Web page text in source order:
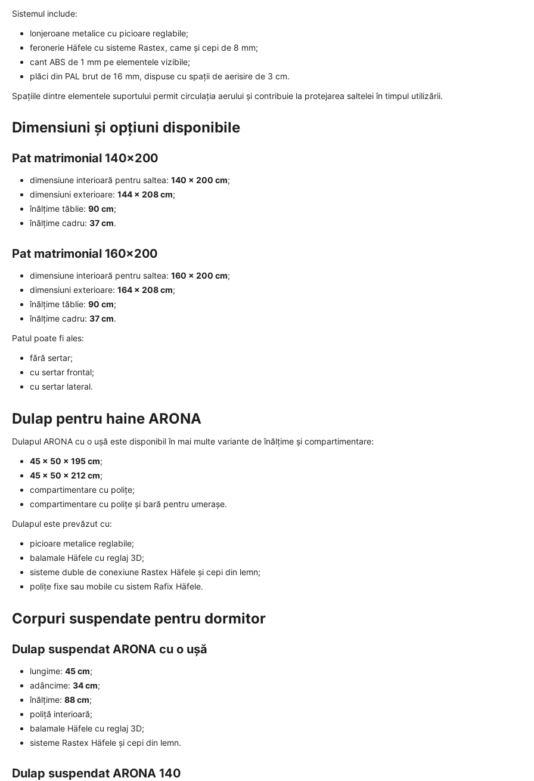
Sistemul include:
lonjeroane metalice cu picioare reglabile;
feronerie Häfele cu sisteme Rastex, came și cepi de 8 mm;
cant ABS de 1 mm pe elementele vizibile;
plăci din PAL brut de 16 mm, dispuse cu spații de aerisire de 3 cm.
Spațiile dintre elementele suportului permit circulația aerului și contribuie la protejarea saltelei în timpul utilizării.
Dimensiuni și opțiuni disponibile
Pat matrimonial 140x200
dimensiune interioară pentru saltea: 140 × 200 cm;
dimensiuni exterioare: 144 × 208 cm;
înălțime tăblie: 90 cm;
înălțime cadru: 37 cm.
Pat matrimonial 160x200
dimensiune interioară pentru saltea: 160 × 200 cm;
dimensiuni exterioare: 164 × 208 cm;
înălțime tăblie: 90 cm;
înălțime cadru: 37 cm.
Patul poate fi ales:
fără sertar;
cu sertar frontal;
cu sertar lateral.
Dulap pentru haine ARONA
Dulapul ARONA cu o ușă este disponibil în mai multe variante de înălțime și compartimentare:
45 × 50 × 195 cm;
45 × 50 × 212 cm;
compartimentare cu polițe;
compartimentare cu polițe și bară pentru umerașe.
Dulapul este prevăzut cu:
picioare metalice reglabile;
balamale Häfele cu reglaj 3D;
sisteme duble de conexiune Rastex Häfele și cepi din lemn;
polițe fixe sau mobile cu sistem Rafix Häfele.
Corpuri suspendate pentru dormitor
Dulap suspendat ARONA cu o ușă
lungime: 45 cm;
adâncime: 34 cm;
înălțime: 88 cm;
poliță interioară;
balamale Häfele cu reglaj 3D;
sisteme Rastex Häfele și cepi din lemn.
Dulap suspendat ARONA 140